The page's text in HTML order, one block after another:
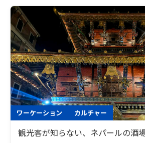
ワーケーション カルチャー
観光客が知らない、ネパールの酒